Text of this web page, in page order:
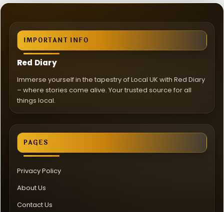
IMPORTANT INFO
Red Diary
Immerse yourself in the tapestry of Local UK with Red Diary
– where stories come alive. Your trusted source for all
things local.
PAGES
Privacy Policy
About Us
Contact Us